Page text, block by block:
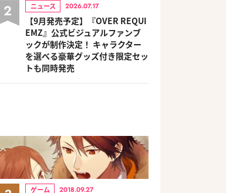
2 ニュース 2026.07.17
【9月発売予定】『OVER REQUI
EMZ』公式ビジュアルファンブ
ックが制作決定！ キャラクター
を選べる豪華グッズ付き限定セッ
トも同時発売
ゲーム 2018.09.27